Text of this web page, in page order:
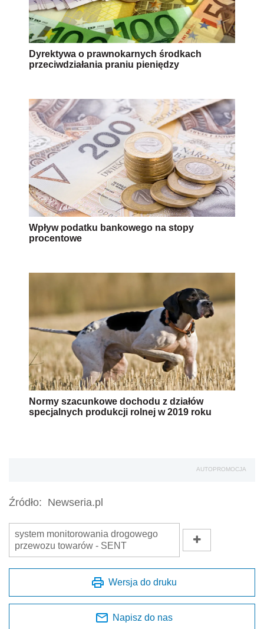
Dyrektywa o prawnokarnych środkach
przeciwdziałania praniu pieniędzy
Wpływ podatku bankowego na stopy
procentowe
Normy szacunkowe dochodu z działów
specjalnych produkcji rolnej w 2019 roku
AUTOPROMOCJA
Źródło: Newseria.pl
system monitorowania drogowego
przewozu towarów - SENT
Wersja do druku
Napisz do nas